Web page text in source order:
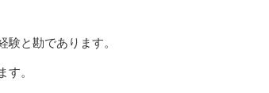
と勘であります。
。